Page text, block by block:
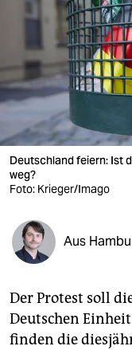
berlin
nord
wahrheit
verlag
verlag
veranstaltungen
fragen & hilfe
abo
genossenschaft
Deutschland feiern: Ist
weg?
Foto: Krieger/Imago
Aus
Der Protest soll
Deutschen
finden die